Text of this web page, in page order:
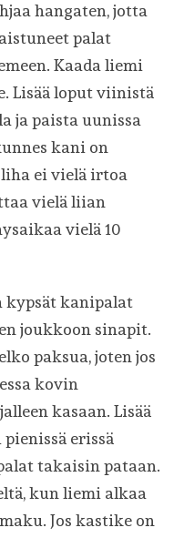
hangaten, jotta
palat
Kaada liemi
Lisää loput viinistä
ja paista uunissa
kani on
ei vielä irtoa
vielä liian
vielä 10
kypsät kanipalat
joukkoon sinapit.
paksua, joten jos
kovin
kasaan. Lisää
erissä
takaisin pataan.
kun liemi alkaa
Jos kastike on